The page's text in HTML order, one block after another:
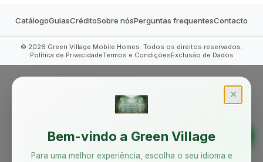
CatálogoGuiasCréditoSobre nósPerguntas frequentesContacto
© 2026 Green Village Mobile Homes. Todos os direitos reservados.
Política de PrivacidadeTermos e CondiçõesExclusão de Dados
✕
Bem-vindo a Green Village
Para uma melhor experiência, escolha o seu idioma e